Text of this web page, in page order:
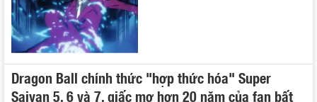
Dragon Ball chính thức "hợp thức hóa" Super
Saiyan 5, 6 và 7, giấc mơ hơn 20 năm của fan bất